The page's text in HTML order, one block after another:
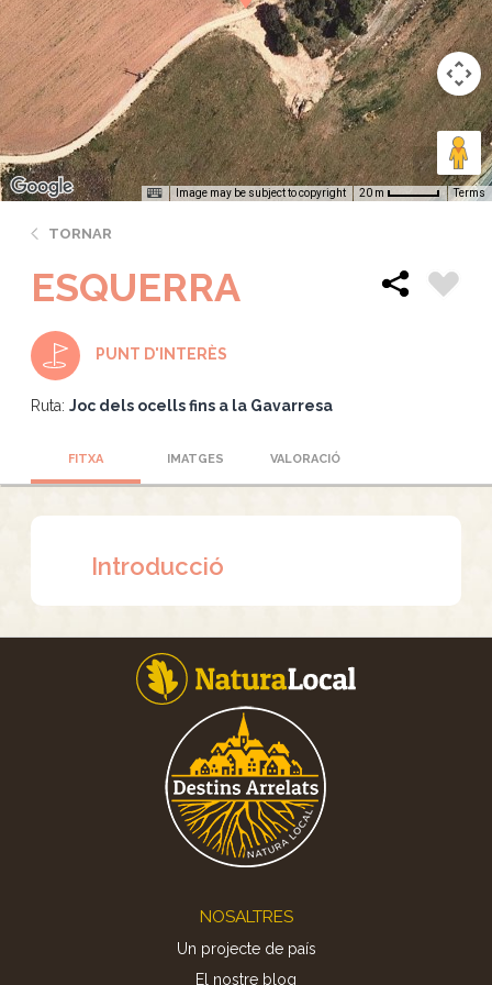
Image may be subject to copyright 20 m Terms
TORNAR
ESQUERRA
PUNT D'INTERÈS
Ruta: Joc dels ocells fins a la Gavarresa
FITXA IMATGES VALORACIÓ
Introducció
NOSALTRES
Un projecte de país
El nostre blog